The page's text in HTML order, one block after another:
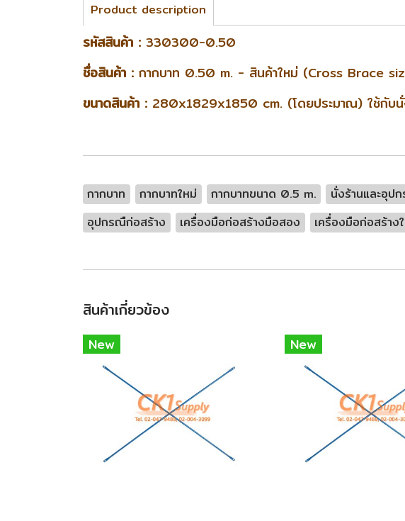
Product description
รหัสสินค้า : 330300-0.50
ชื่อสินค้า : กากบาท 0.50 m. - สินค้าใหม่ (Cross Brace
ขนาดสินค้า : 280x1829x1850 cm. (โดยประมาณ) ใช้กับ
กากบาท กากบาทใหม่ กากบาทขนาด 0.5 m. นั่งร้านและอุป
อุปกรณืก่อสร้าง
เครื่องมือก่อสร้างมือสอง เครื่องมือก่อสร้าง
สินค้าเกี่ยวข้อง
New New